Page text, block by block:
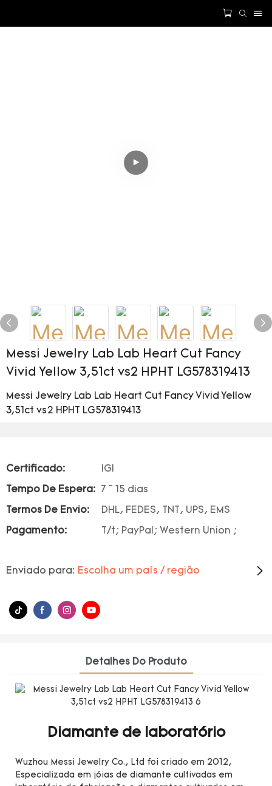
Messi Jewelry Lab Lab Heart Cut Fancy
Vivid Yellow 3,51ct vs2 HPHT LG578319413
Messi Jewelry Lab Lab Heart Cut Fancy Vivid Yellow
3,51ct vs2 HPHT LG578319413
Certificado: IGI
Tempo De Espera: 7 ~ 15 dias
Termos De Envio: DHL, FEDES, TNT, UPS, EMS
Pagamento: T/t; PayPal; Western Union ;
Enviado para: Escolha um país / região
Detalhes Do Produto
Diamante de laboratório
Wuzhou Messi Jewelry Co., Ltd foi criado em 2012,
Especializada em jóias de diamante cultivadas em